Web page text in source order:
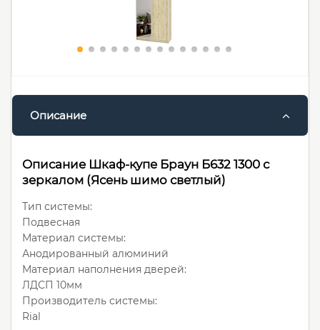
Описание
Описание Шкаф-купе Браун Б632 1300 с
зеркалом (Ясень шимо светлый)
Тип системы:
Подвесная
Материал системы:
Анодированный алюминий
Материал наполнения дверей:
ЛДСП 10мм
Производитель системы:
Rial